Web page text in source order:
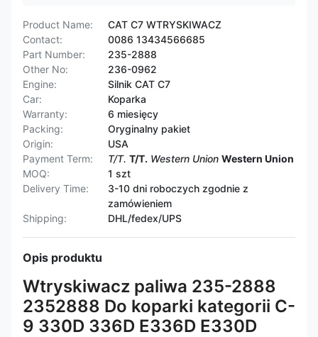
Product Name:
CAT C7 WTRYSKIWACZ
Contact:
0086 13434566685
Part Number:
235-2888
Other No:
236-0962
Engine:
Silnik CAT C7
Car:
Koparka
Warranty:
6 miesięcy
Packing:
Oryginalny pakiet
Origin:
USA
Payment Term:
T/T. T/T. Western Union Western Union
MOQ:
1 szt
Delivery Time:
3-10 dni roboczych zgodnie z
zamówieniem
Shipping:
DHL/fedex/UPS
Opis produktu
Wtryskiwacz paliwa 235-2888
2352888 Do koparki kategorii C-
9 330D 336D E336D E330D